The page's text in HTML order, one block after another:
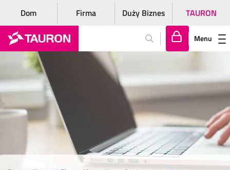
Dom Firma Duży Biznes TAURON
lo
gu
j
si
ę
Menu